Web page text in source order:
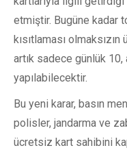
etmiştir. Bugüne kadar
kısıtlaması
artık sadece günlük
yapılabilecektir.
Bu yeni karar, basın
polisler, jandarma ve
ücretsiz kart sahibini